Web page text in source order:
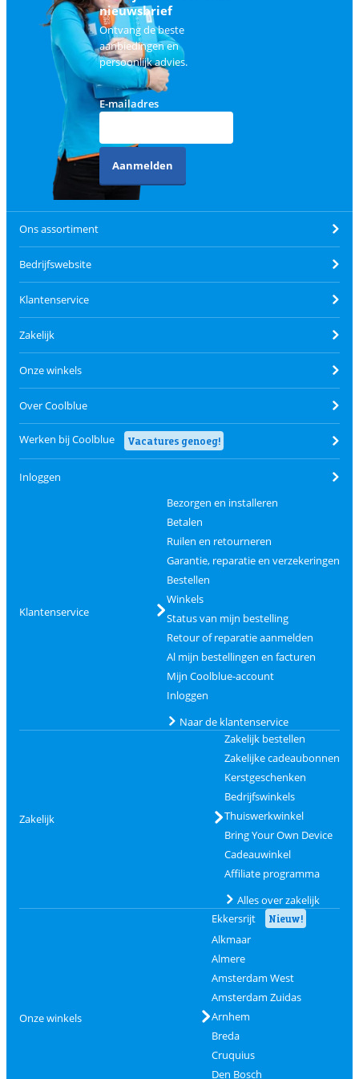
nieuwsbrief
Ontvang de beste
aanbiedingen en
persoonlijk advies.
E-mailadres
Aanmelden
Ons assortiment
Bedrijfswebsite
Klantenservice
Zakelijk
Onze winkels
Over Coolblue
Werken bij Coolblue Vacatures genoeg!
Inloggen
Klantenservice
Bezorgen en installeren
Betalen
Ruilen en retourneren
Garantie, reparatie en verzekeringen
Bestellen
Winkels
Status van mijn bestelling
Retour of reparatie aanmelden
Al mijn bestellingen en facturen
Mijn Coolblue-account
Inloggen
Naar de klantenservice
Zakelijk
Zakelijk bestellen
Zakelijke cadeaubonnen
Kerstgeschenken
Bedrijfswinkels
Thuiswerkwinkel
Bring Your Own Device
Cadeauwinkel
Affiliate programma
Alles over zakelijk
Onze winkels
Ekkersrijt Nieuw!
Alkmaar
Almere
Amsterdam West
Amsterdam Zuidas
Arnhem
Breda
Cruquius
Den Bosch